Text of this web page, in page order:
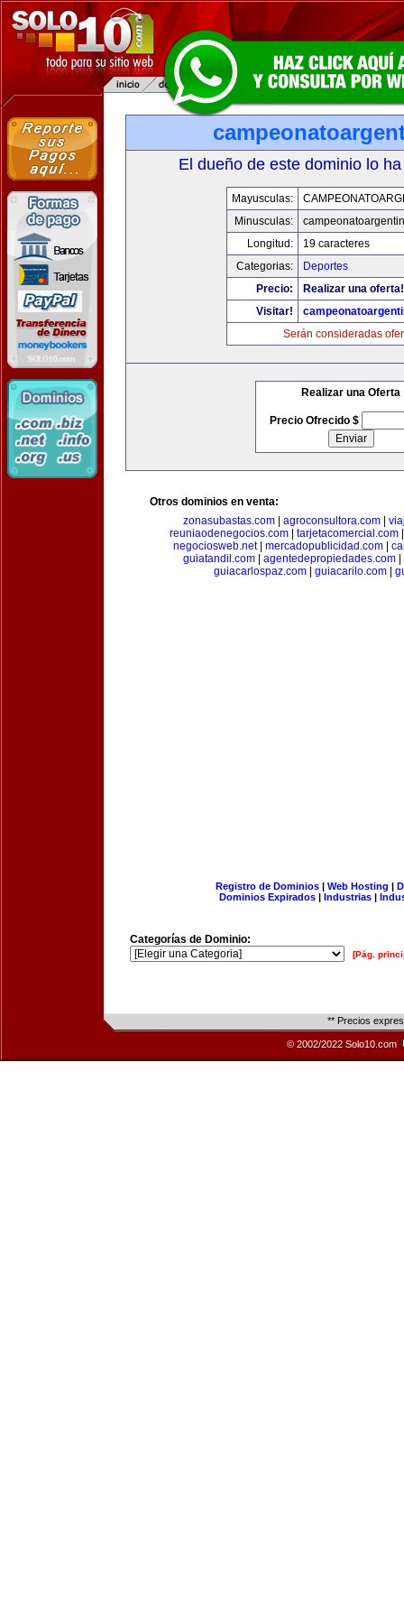
El dueño de este dominio lo
Mayusculas:
Minusculas:
Longitud:
19 caracteres
Categorias:
Deportes
Precio:
Realizar una oferta!
Visitar!
Serán consideradas
Realizar una Oferta
Precio Ofrecido $
Otros dominios en venta:
zonasubastas.com
agroconsultora.com
reuniaodenegocios.com| tarjetacomercial.com
negociosweb.net| mercadopublicidad.com
guiatandil.com| agentedepropiedades.com|
guiacarlospaz.com| guiacarilo.com|
Registro de Dominios| Web Hosting |
Dominios Expirados | Industrias |
Categorías de Dominio:
[Pág.
** Precios
© 2002/2022 Solo10.com